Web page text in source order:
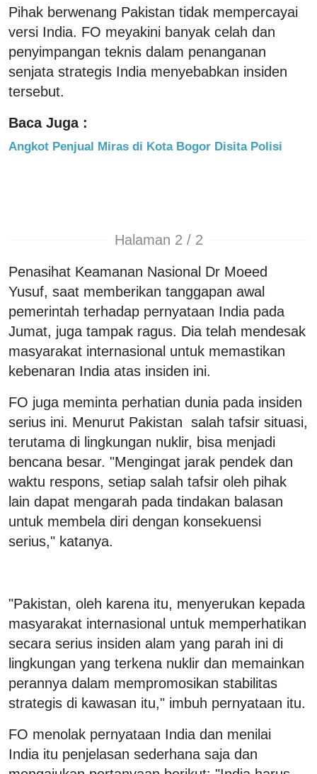
Pihak berwenang Pakistan tidak mempercayai
versi India. FO meyakini banyak celah dan
penyimpangan teknis dalam penanganan
senjata strategis India menyebabkan insiden
tersebut.
Baca Juga :
Angkot Penjual Miras di Kota Bogor Disita Polisi
Halaman 2 / 2
Penasihat Keamanan Nasional Dr Moeed
Yusuf, saat memberikan tanggapan awal
pemerintah terhadap pernyataan India pada
Jumat, juga tampak ragus. Dia telah mendesak
masyarakat internasional untuk memastikan
kebenaran India atas insiden ini.
FO juga meminta perhatian dunia pada insiden
serius ini. Menurut Pakistan salah tafsir situasi,
terutama di lingkungan nuklir, bisa menjadi
bencana besar. "Mengingat jarak pendek dan
waktu respons, setiap salah tafsir oleh pihak
lain dapat mengarah pada tindakan balasan
untuk membela diri dengan konsekuensi
serius," katanya.
"Pakistan, oleh karena itu, menyerukan kepada
masyarakat internasional untuk memperhatikan
secara serius insiden alam yang parah ini di
lingkungan yang terkena nuklir dan memainkan
perannya dalam mempromosikan stabilitas
strategis di kawasan itu," imbuh pernyataan itu.
FO menolak pernyataan India dan menilai
India itu penjelasan sederhana saja dan